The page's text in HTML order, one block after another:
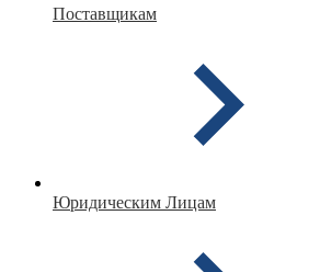
Поставщикам
Юридическим Лицам